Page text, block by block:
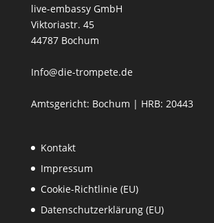
live-embassy GmbH
Viktoriastr. 45
44787 Bochum
Info@die-trompete.de
Amtsgericht: Bochum | HRB: 20443
Kontakt
Impressum
Cookie-Richtlinie (EU)
Datenschutzerklärung (EU)